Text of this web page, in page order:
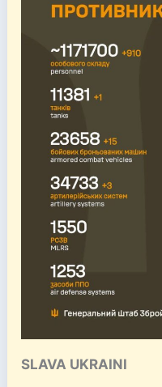
SLAVA UKRAINI